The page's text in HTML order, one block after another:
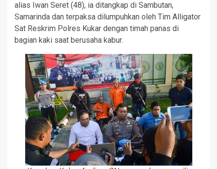
alias Iwan Seret (48), ia ditangkap di Sambutan,
Samarinda dan terpaksa dilumpuhkan oleh Tim Alligator
Sat Reskrim Polres Kukar dengan timah panas di
bagian kaki saat berusaha kabur.